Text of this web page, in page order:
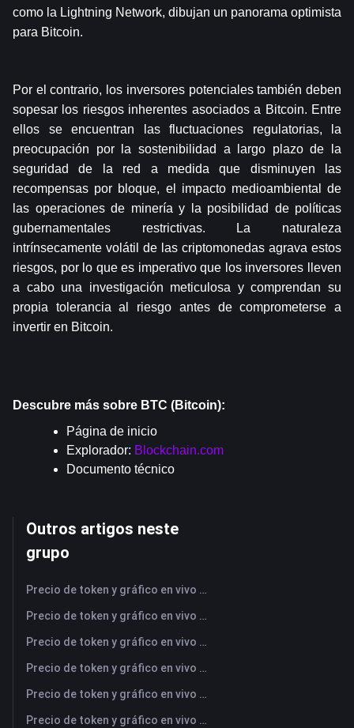
como la Lightning Network, dibujan un panorama optimista
para Bitcoin.
Por el contrario, los inversores potenciales también deben
sopesar los riesgos inherentes asociados a Bitcoin. Entre
ellos se encuentran las fluctuaciones regulatorias, la
preocupación por la sostenibilidad a largo plazo de la
seguridad de la red a medida que disminuyen las
recompensas por bloque, el impacto medioambiental de
las operaciones de minería y la posibilidad de políticas
gubernamentales restrictivas. La naturaleza
intrínsecamente volátil de las criptomonedas agrava estos
riesgos, por lo que es imperativo que los inversores lleven
a cabo una investigación meticulosa y comprendan su
propia tolerancia al riesgo antes de comprometerse a
invertir en Bitcoin.
Descubre más sobre BTC (Bitcoin):
Página de inicio
Explorador: Blockchain.com
Documento técnico
Outros artigos neste
grupo
Precio de token y gráfico en vivo más reciente de NFLX (Netflix)
Precio de token y gráfico en vivo más reciente de UBER (Uber)
Precio de token y gráfico en vivo más reciente de AMD (Advanced Micro Devices)
Precio de token y gráfico en vivo más reciente de SAMSUNG (Samsung Electronics Co., Ltd)
Precio de token y gráfico en vivo más reciente de OPENAI (OpenAI Group PBC)
Precio de token y gráfico en vivo más reciente de COPPER (Copper)